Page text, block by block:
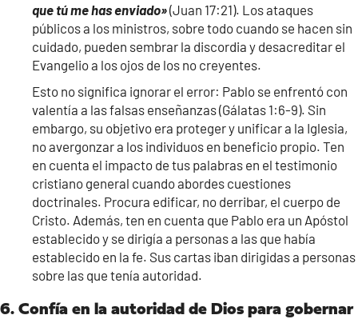
que tú me has enviado»(Juan 17:21). Los ataques
públicos a los ministros, sobre todo cuando se hacen sin
cuidado, pueden sembrar la discordia y desacreditar el
Evangelio a los ojos de los no creyentes.
Esto no significa ignorar el error: Pablo se enfrentó con
valentía a las falsas enseñanzas (Gálatas 1:6-9). Sin
embargo, su objetivo era proteger y unificar a la Iglesia,
no avergonzar a los individuos en beneficio propio. Ten
en cuenta el impacto de tus palabras en el testimonio
cristiano general cuando abordes cuestiones
doctrinales. Procura edificar, no derribar, el cuerpo de
Cristo. Además, ten en cuenta que Pablo era un Apóstol
establecido y se dirigía a personas a las que había
establecido en la fe. Sus cartas iban dirigidas a personas
sobre las que tenía autoridad.
6. Confía en la autoridad de Dios para gobernar